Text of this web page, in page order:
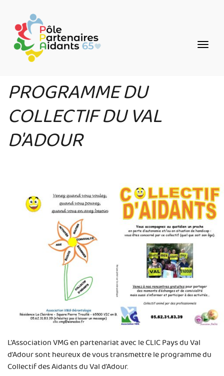
contenu
principal
PROGRAMME DU
COLLECTIF DU VAL
D'ADOUR
L’Association VMG en partenariat avec le CLIC Pays du Val
d’Adour sont heureux de vous transmettre le programme du
Collectif des Aidants du Val d’Adour.